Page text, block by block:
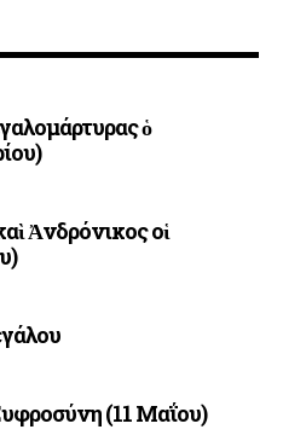
ὁ
Ἀνδρόνικος οἱ
(11 Μαΐου)